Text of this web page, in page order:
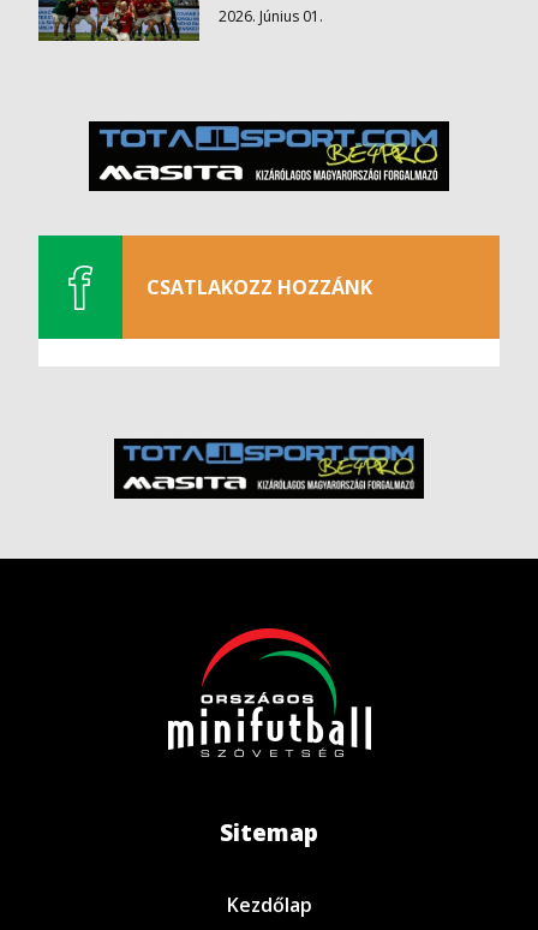
2026. Június 01.
CSATLAKOZZ HOZZÁNK
Sitemap
Kezdőlap